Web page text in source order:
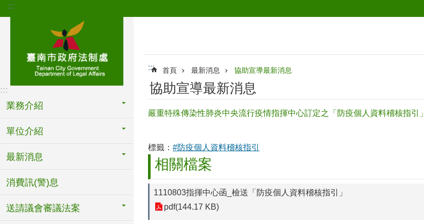
跳到主要內容區塊
:::
:::
業務介紹
單位介紹
最新消息
消費訊(警)息
送請議會審議法案
::: 首頁 最新消息 協助宣導最新消息
協助宣導最新消息
嚴重特殊傳染性肺炎中央流行疫情指揮中心訂定之「防疫個人資料稽核指引」
標籤： #防疫個人資料稽核指引
相關檔案
1110803指揮中心函_檢送「防疫個人資料稽核指引」
pdf(144.17 KB)